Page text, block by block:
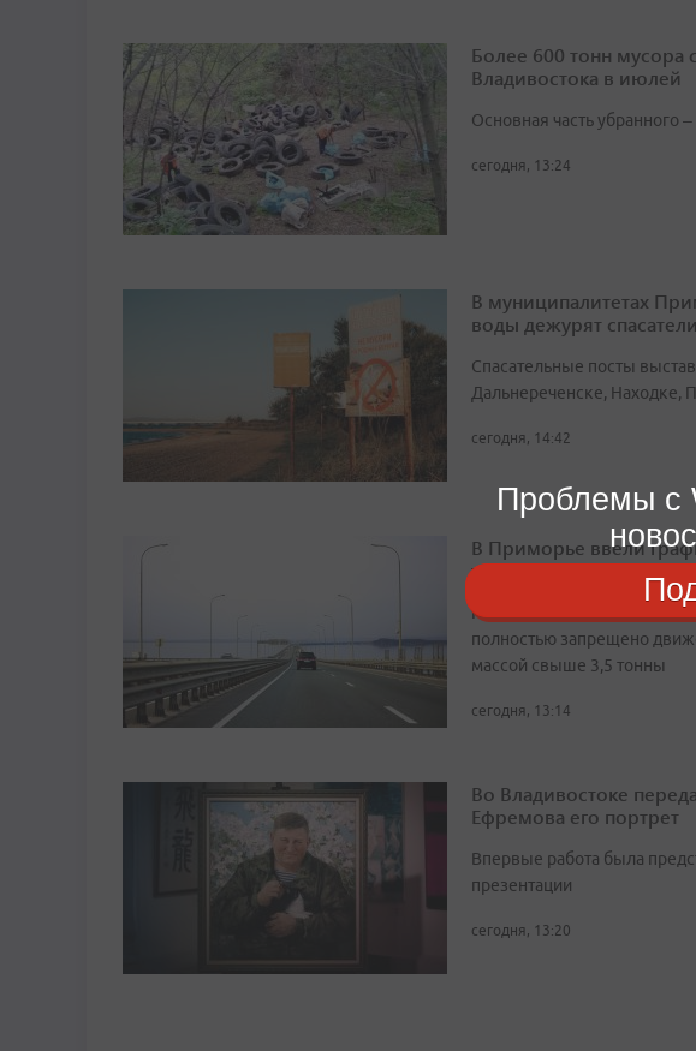
Более 600 тонн мусора
Владивостока в июлей
Основная часть убранного
сегодня, 13:24
В муниципалитетах
воды дежурят спасатели
Спасательные посты
Дальнереченске, Находке,
сегодня, 14:42
В Приморье ввели
транспорта на время
На протяжении всего
полностью запрещено
массой свыше 3,5 тонны
сегодня, 13:14
Во Владивостоке
Ефремова его портрет
Впервые работа была
презентации
сегодня, 13:20
Проблемы с